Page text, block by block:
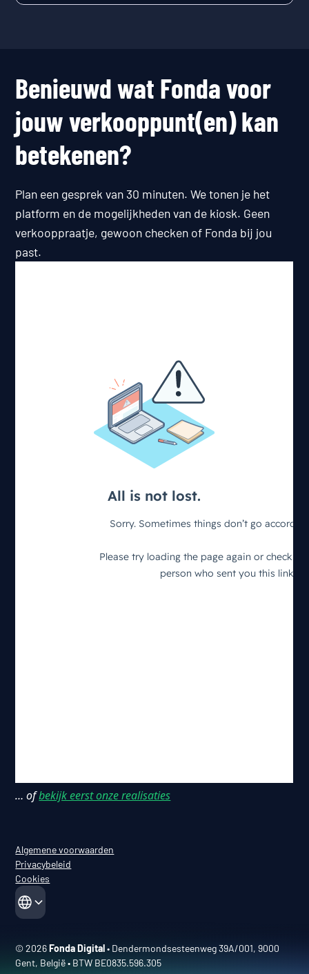
Benieuwd wat Fonda voor
jouw verkooppunt(en) kan
betekenen?
Plan een gesprek van 30 minuten. We tonen je het
platform en de mogelijkheden van de kiosk. Geen
verkooppraatje, gewoon checken of Fonda bij jou
past.
… ofbekijk eerst onze realisaties
© 2026Fonda Digital• Dendermondsesteenweg 39A/001, 9000
Gent, België • BTW BE0835.596.305
Algemene voorwaarden
Privacybeleid
Cookies